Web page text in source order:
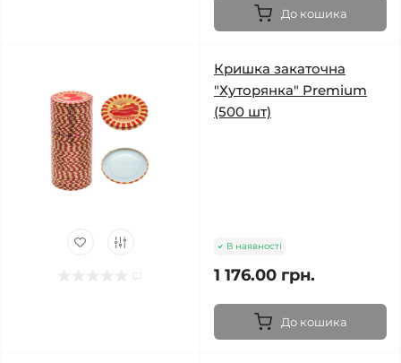
До кошика
Кришка закаточна
"Хуторянка" Premium
(500 шт)
В наявності
1 176.00 грн.
До кошика